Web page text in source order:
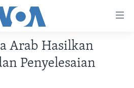
Arab Hasilkan
Penyelesaian